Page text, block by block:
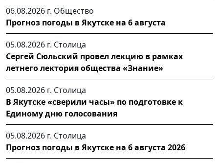
06.08.2026 г. Общество
Прогноз погоды в Якутске на 6 августа
05.08.2026 г. Столица
Сергей Сюльский провел лекцию в рамках
летнего лектория общества «Знание»
05.08.2026 г. Столица
В Якутске «сверили часы» по подготовке к
Единому дню голосования
05.08.2026 г. Столица
Прогноз погоды в Якутске на 6 августа 2026